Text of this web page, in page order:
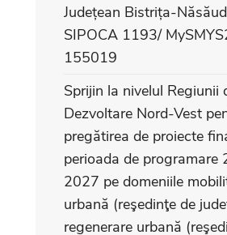
Județean Bistrița-
SIPOCA 1193/
155019
Sprijin la nivelul Regiunii
Dezvoltare Nord-Vest
pregătirea de proiecte
perioada de programare
2027 pe domeniile
urbană (reşedinţe de
regenerare urbană